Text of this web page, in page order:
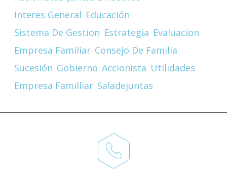
Interes General Educación
Sistema De Gestion Estrategia Evaluacion
Empresa Familiar Consejo De Familia
Sucesión Gobierno Accionista Utilidades
Empresa Familliar Saladejuntas